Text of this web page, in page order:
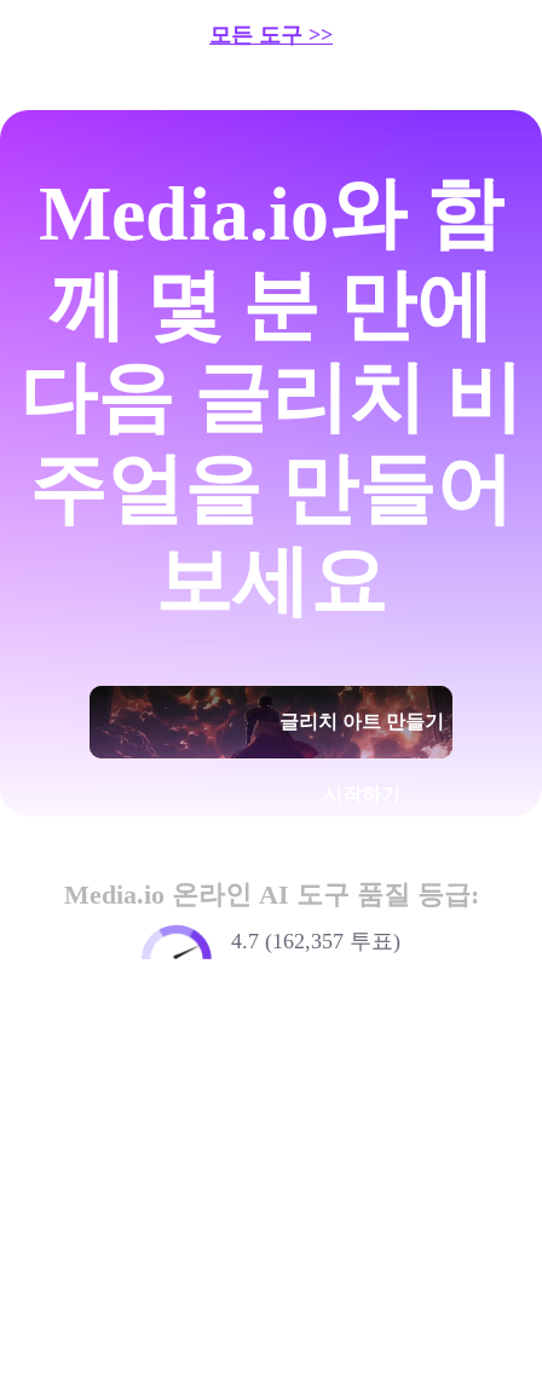
모든 도구 >>
Media.io와 함
께 몇 분 만에
다음 글리치 비
주얼을 만들어
보세요
글리치 아트 만들기
Media.io 온라인 AI 도구 품질 등급:
4.7 (162,357 투표)